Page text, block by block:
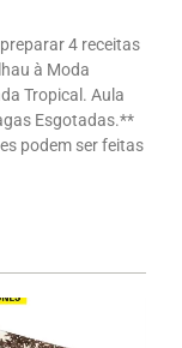
4 receitas
à Moda
Tropical. Aula
Esgotadas.**
podem ser feitas